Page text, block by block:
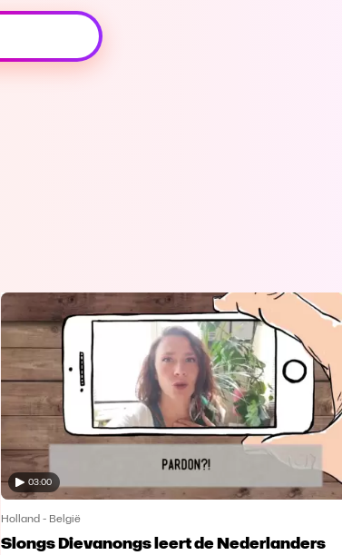
Oeps, browser niet ondersteund
Safari Download
Microsoft Edge Download
Opera Download
03:00
Holland - België
Slongs Dievanongs leert de Nederlanders